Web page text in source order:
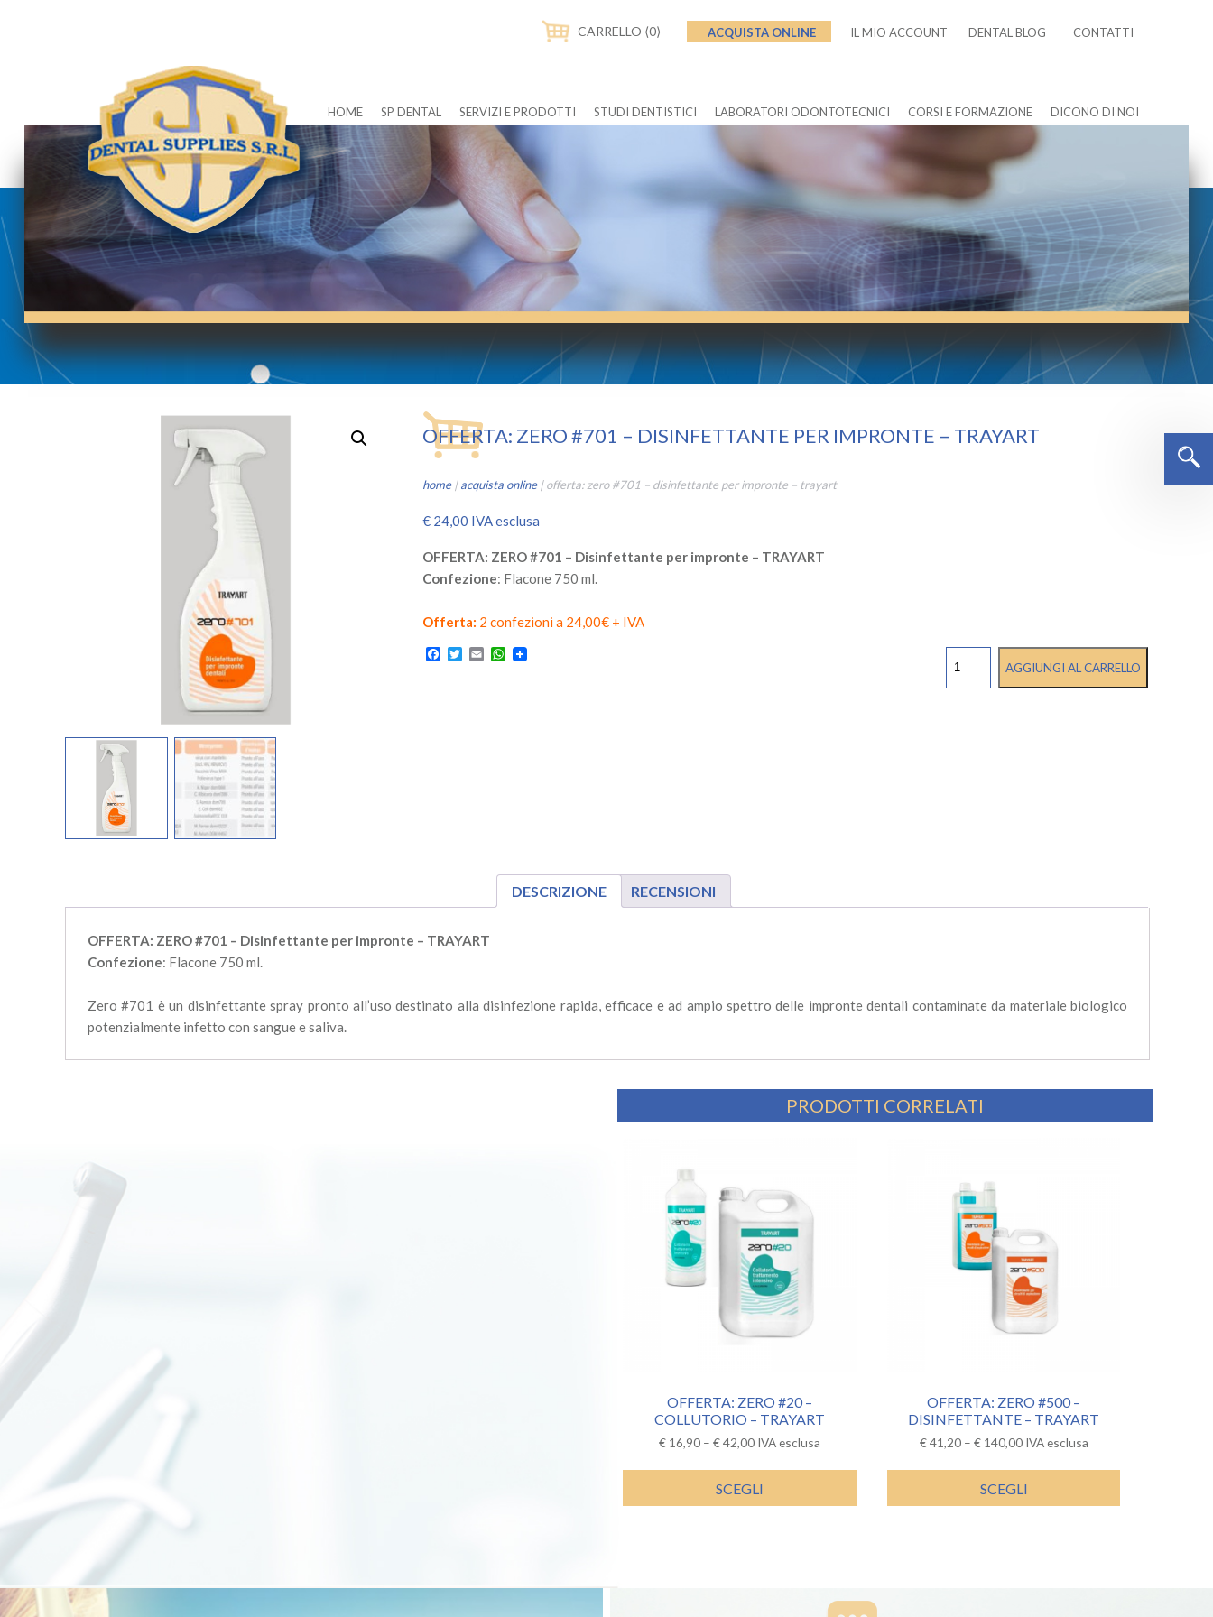
CARRELLO ⟨0⟩ ACQUISTA ONLINE IL MIO ACCOUNT DENTAL BLOG CONTATTI
HOME SP DENTAL SERVIZI E PRODOTTI STUDI DENTISTICI LABORATORI ODONTOTECNICI CORSI E FORMAZIONE DICONO DI NOI
OFFERTA: ZERO #701 – DISINFETTANTE PER IMPRONTE – TRAYART
home|acquista online|offerta: zero #701 – disinfettante per impronte – trayart
€ 24,00 IVA esclusa
OFFERTA: ZERO #701 – Disinfettante per impronte – TRAYART
Confezione: Flacone 750 ml.
Offerta: 2 confezioni a 24,00€ + IVA
AGGIUNGI AL CARRELLO
Facebook
TwitterEmailWhatsApp
DESCRIZIONE RECENSIONI
OFFERTA: ZERO #701 – Disinfettante per impronte – TRAYART
Confezione: Flacone 750 ml.
Zero #701 è un disinfettante spray pronto all’uso destinato alla disinfezione rapida, efficace e ad ampio spettro delle impronte dentali contaminate da materiale biologico
potenzialmente infetto con sangue e saliva.
PRODOTTI CORRELATI
OFFERTA: ZERO #20 –
COLLUTORIO – TRAYART
€16,90– €42,00 IVA esclusa
SCEGLI
OFFERTA: ZERO #500 –
DISINFETTANTE – TRAYART
€41,20– €140,00 IVA esclusa
SCEGLI